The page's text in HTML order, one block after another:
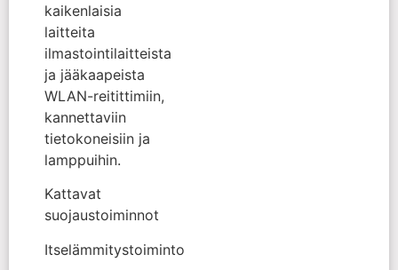
kaikenlaisia
laitteita
ilmastointilaitteista
ja jääkaapeista
WLAN-reitittimiin,
kannettaviin
tietokoneisiin ja
lamppuihin.
Kattavat
suojaustoiminnot
Itselämmitystoiminto